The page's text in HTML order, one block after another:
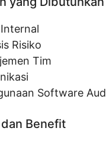
Risiko
Tim
Software
Benefit